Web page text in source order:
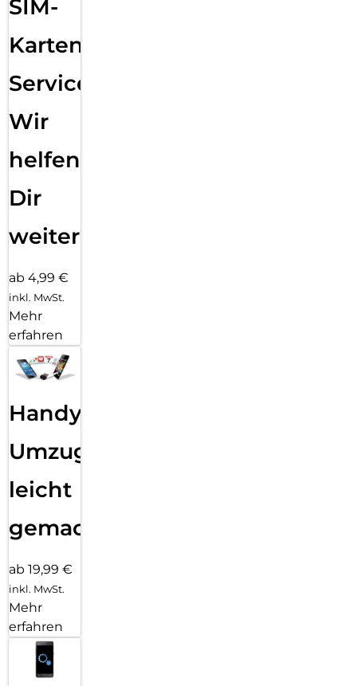
LED Anzeige für den Ladevorgang: An der Ladestation
leuchtet ein Lämpchen auf, wenn das Pro Stylus 2
aufgeladen wird.
SIM-
Karten
Service:
Wir
helfen
Dir
weiter
ab 4,99 €
inkl. MwSt.
Mehr
erfahren
Handy
Umzug
leicht
gemacht!
ab 19,99 €
inkl. MwSt.
Mehr
erfahren